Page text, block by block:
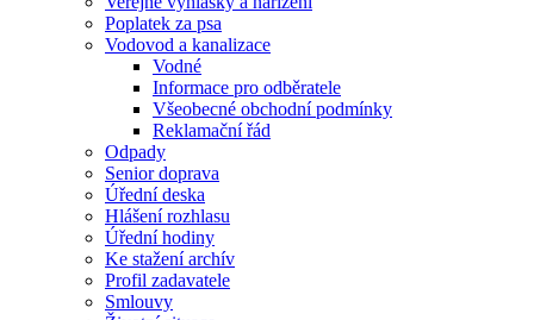
Poplatek za psa
Vodovod a kanalizace
Vodné
Informace pro odběratele
Všeobecné obchodní podmínky
Reklamační řád
Odpady
Senior doprava
Úřední deska
Hlášení rozhlasu
Úřední hodiny
Ke stažení archív
Profil zadavatele
Smlouvy